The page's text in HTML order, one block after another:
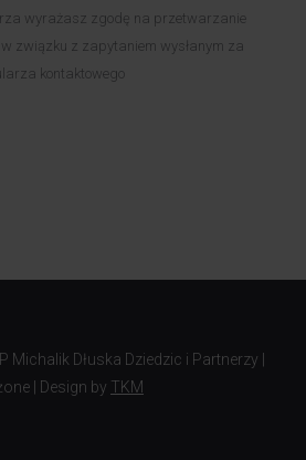
wyrażasz zgodę na przetwarzanie
związku z zapytaniem wysłanym za
kontaktowego
Michalik Dłuska Dziedzic i Partnerzy |
| Design by TKM